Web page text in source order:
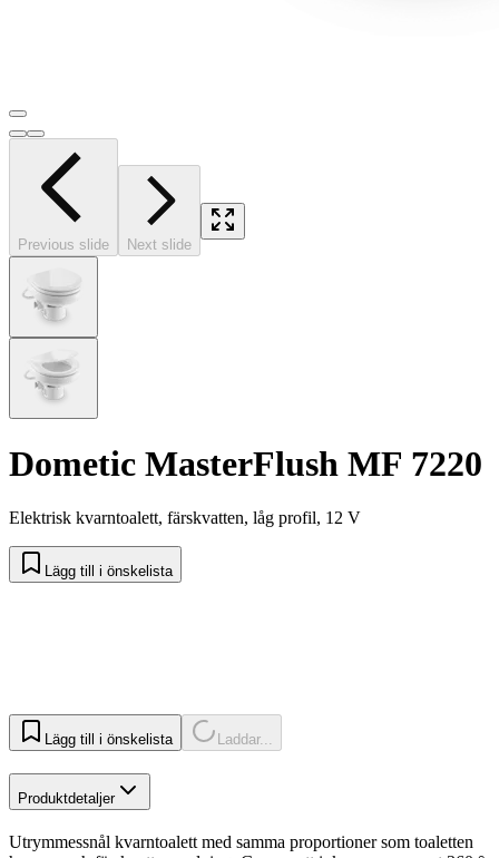
Previous slide Next slide
Dometic MasterFlush MF 7220
Elektrisk kvarntoalett, färskvatten, låg profil, 12 V
Lägg till i önskelista
Lägg till i önskelista Laddar...
Produktdetaljer
Utrymmessnål kvarntoalett med samma proportioner som toaletten